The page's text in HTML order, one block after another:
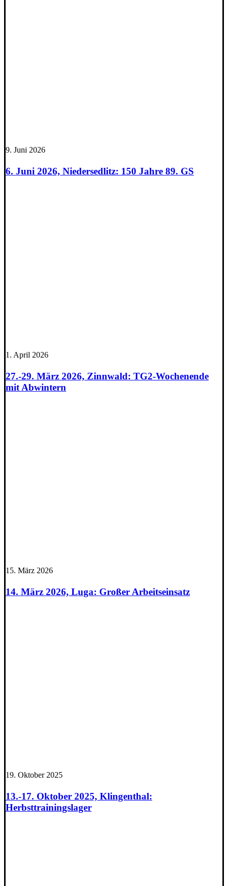
9. Juni 2026
6. Juni 2026, Niedersedlitz: 150 Jahre 89. GS
1. April 2026
27.-29. März 2026, Zinnwald: TG2-Wochenende
mit Abwintern
15. März 2026
14. März 2026, Luga: Großer Arbeitseinsatz
19. Oktober 2025
13.-17. Oktober 2025, Klingenthal:
Herbsttrainingslager